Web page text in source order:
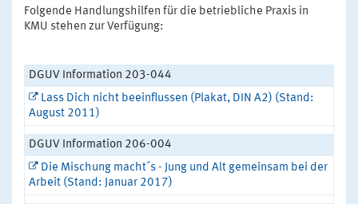
Folgende Handlungshilfen für die betriebliche Praxis in
KMU stehen zur Verfügung:
DGUV Information 203-044
Lass Dich nicht beeinflussen (Plakat, DIN A2) (Stand:
August 2011)
DGUV Information 206-004
Die Mischung macht´s - Jung und Alt gemeinsam bei der
Arbeit (Stand: Januar 2017)